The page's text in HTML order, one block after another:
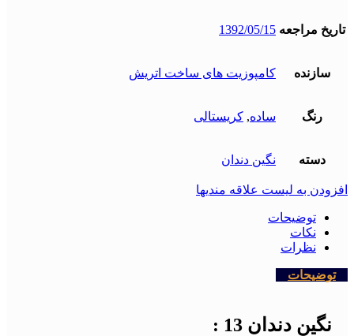
تاریخ مراجعه 1392/05/15
سازنده کامپوزیت های ساخت اتریش
رنگ ساده, کریستالی
دسته نگین دندان
افزودن به لیست علاقه مندیها
توضیحات
نکات
نظرات
توضیحات
نگین دندان 13 :